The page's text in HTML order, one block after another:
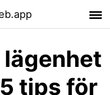
tips för